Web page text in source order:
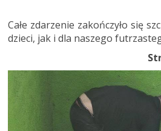
Całe zdarzenie zakończyło się
dzieci, jak i dla naszego